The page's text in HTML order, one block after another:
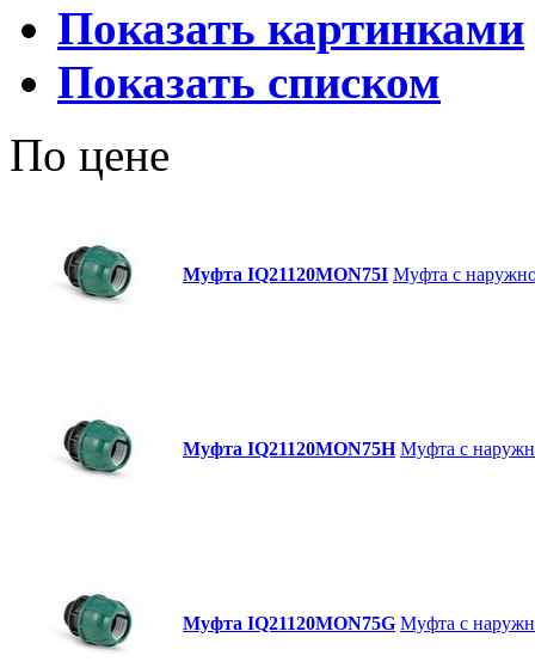
Показать картинками
Показать списком
По цене
Муфта IQ21120MON75I Муфта с
Муфта IQ21120MON75H Муфта с
Муфта IQ21120MON75G Муфта с